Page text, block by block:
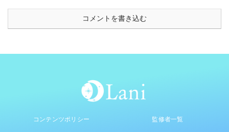
コメントを書き込む
コンテンツポリシー 監修者一覧